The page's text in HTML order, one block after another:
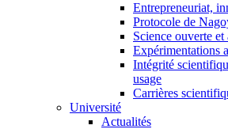
Entrepreneuriat,
Protocole de
Science ouverte et
Expérimentations
Intégrité
usage
Carrières
Université
Actualités